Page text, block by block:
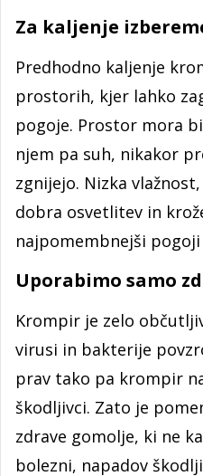
Za kaljenje
Predhodno kaljenje
prostorih, kjer lahko
pogoje. Prostor mora
njem pa suh, nikakor
zgnijejo. Nizka
dobra osvetlitev in
najpomembnejši
Uporabimo samo
Krompir je zelo
virusi in bakterije
prav tako pa krompir
škodljivci. Zato je
zdrave gomolje, ki ne
bolezni, napadov